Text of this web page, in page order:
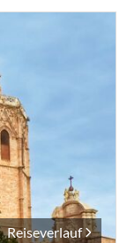
Reiseverlauf